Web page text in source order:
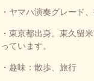
・ヤマハ演奏グレード
・東京都出身。東久留
っています。
・趣味：散歩、旅行